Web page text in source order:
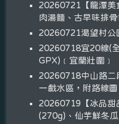
20260721【龍潭美
肉湯麵、古早味排
20260721渴望村公
20260718宜20線(
GPX)﹝宜蘭壯圍﹞
20260718中山路二
一戲水區，附路線
20260719【冰品甜
(270g)、仙芋鮮冬